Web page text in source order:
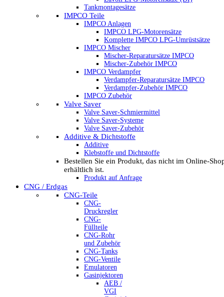
Tankmontagesätze
IMPCO Teile
IMPCO Anlagen
IMPCO LPG-Motorensätze
Komplette IMPCO LPG-Umrüstsätze
IMPCO Mischer
Mischer-Reparatursätze IMPCO
Mischer-Zubehör IMPCO
IMPCO Verdampfer
Verdampfer-Reparatursätze IMPCO
Verdampfer-Zubehör IMPCO
IMPCO Zubehör
Valve Saver
Valve Saver-Schmiermittel
Valve Saver-Systeme
Valve Saver-Zubehör
Additive & Dichtstoffe
Additive
Klebstoffe und Dichtstoffe
Bestellen Sie ein Produkt, das nicht im Online-
erhältlich ist.
Produkt auf Anfrage
CNG / Erdgas
CNG-Teile
CNG-
Druckregler
CNG-
Füllteile
CNG-Rohr
und Zubehör
CNG-Tanks
CNG-Ventile
Emulatoren
Gasinjektoren
AEB /
VGI